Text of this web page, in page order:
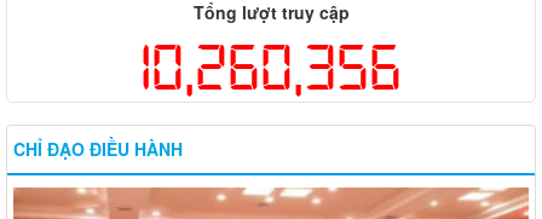
Tổng lượt truy cập
10,260,356
CHỈ ĐẠO ĐIỀU HÀNH